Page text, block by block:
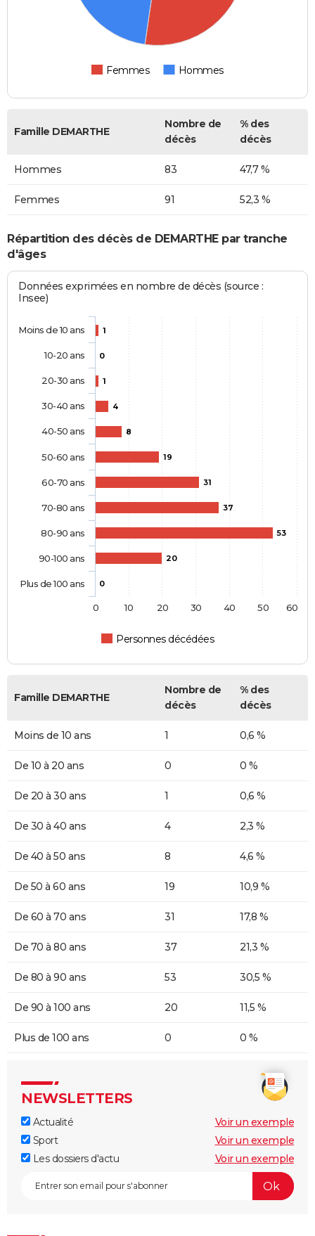
Femmes Hommes
Famille DEMARTHE
Nombre de
décès
% des
décès
Hommes 83 47,7 %
Femmes 91 52,3 %
Répartition des décès de DEMARTHE par tranche
d'âges
Données exprimées en nombre de décès (source :
Insee)
1
0
1
4
8
19
31
37
53
20
0
Personnes décédées
Moins de 10 ans
10-20 ans
20-30 ans
30-40 ans
40-50 ans
50-60 ans
60-70 ans
70-80 ans
80-90 ans
90-100 ans
Plus de 100 ans
0 10 20 30 40 50 60
Famille DEMARTHE
Nombre de
décès
% des
décès
Moins de 10 ans 1 0,6 %
De 10 à 20 ans 0 0 %
De 20 à 30 ans 1 0,6 %
De 30 à 40 ans 4 2,3 %
De 40 à 50 ans 8 4,6 %
De 50 à 60 ans 19 10,9 %
De 60 à 70 ans 31 17,8 %
De 70 à 80 ans 37 21,3 %
De 80 à 90 ans 53 30,5 %
De 90 à 100 ans 20 11,5 %
Plus de 100 ans 0 0 %
NEWSLETTERS
Actualité
Voir un exemple
Sport
Voir un exemple
Les dossiers d'actu
Voir un exemple